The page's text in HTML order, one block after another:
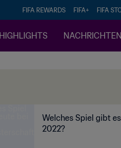
FIFA REWARDS FIFA+ FIFA
HIGHLIGHTS NACHRICHTEN
Welches Spiel gibt
2022?